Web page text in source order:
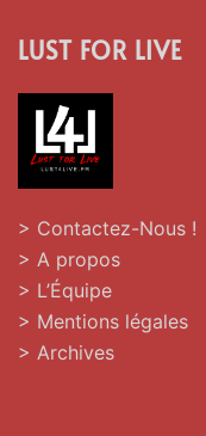
LUST FOR LIVE
> Contactez-Nous !
> A propos
> L’Équipe
> Mentions légales
> Archives